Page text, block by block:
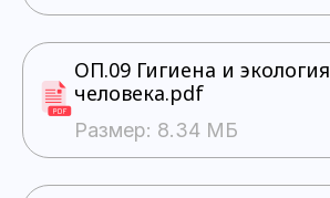
ОП.09 Гигиена и экология
человека.pdf
Размер: 8.34 МБ